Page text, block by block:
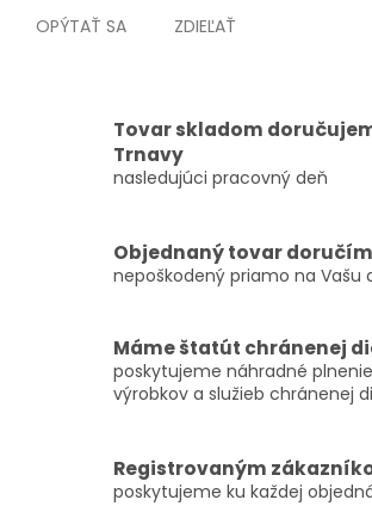
OPÝTAŤ SA ZDIEĽAŤ
Tovar skladom
Trnavy
nasledujúci pracovný deň
Objednaný tovar
nepoškodený priamo na Vašu
Máme štatút chránenej
poskytujeme náhradné
výrobkov a služieb chránenej
Registrovaným
poskytujeme ku každej